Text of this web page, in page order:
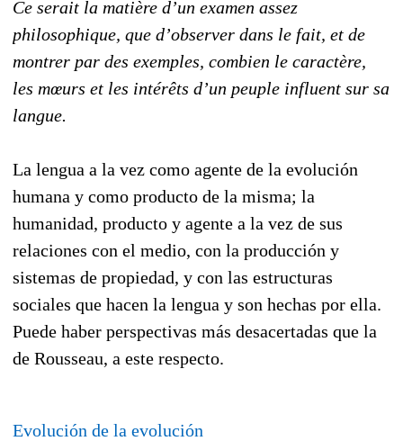
Ce serait la matière d’un examen assez
philosophique, que d’observer dans le fait, et de
montrer par des exemples, combien le caractère,
les mœurs et les intérêts d’un peuple influent sur sa
langue.
La lengua a la vez como agente de la evolución
humana y como producto de la misma; la
humanidad, producto y agente a la vez de sus
relaciones con el medio, con la producción y
sistemas de propiedad, y con las estructuras
sociales que hacen la lengua y son hechas por ella.
Puede haber perspectivas más desacertadas que la
de Rousseau, a este respecto.
Evolución de la evolución